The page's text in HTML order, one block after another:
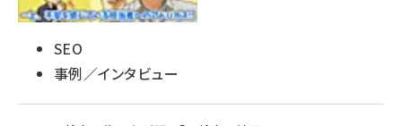
SEO
事例／インタビュー